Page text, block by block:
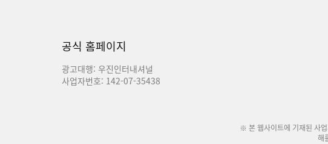
공식 홈페이지
광고대행: 우진인터내셔널
사업자번호: 142-07-35438
※ 본 웹사이트에 기재된 사
해